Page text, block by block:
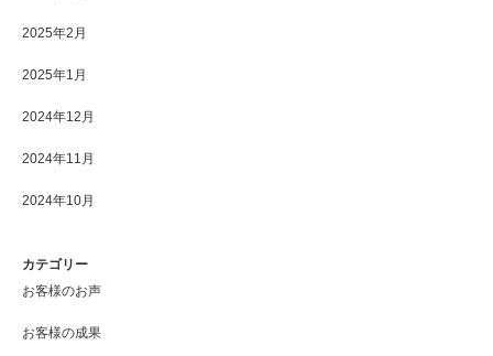
2025年2月
2025年1月
2024年12月
2024年11月
2024年10月
カテゴリー
お客様のお声
お客様の成果